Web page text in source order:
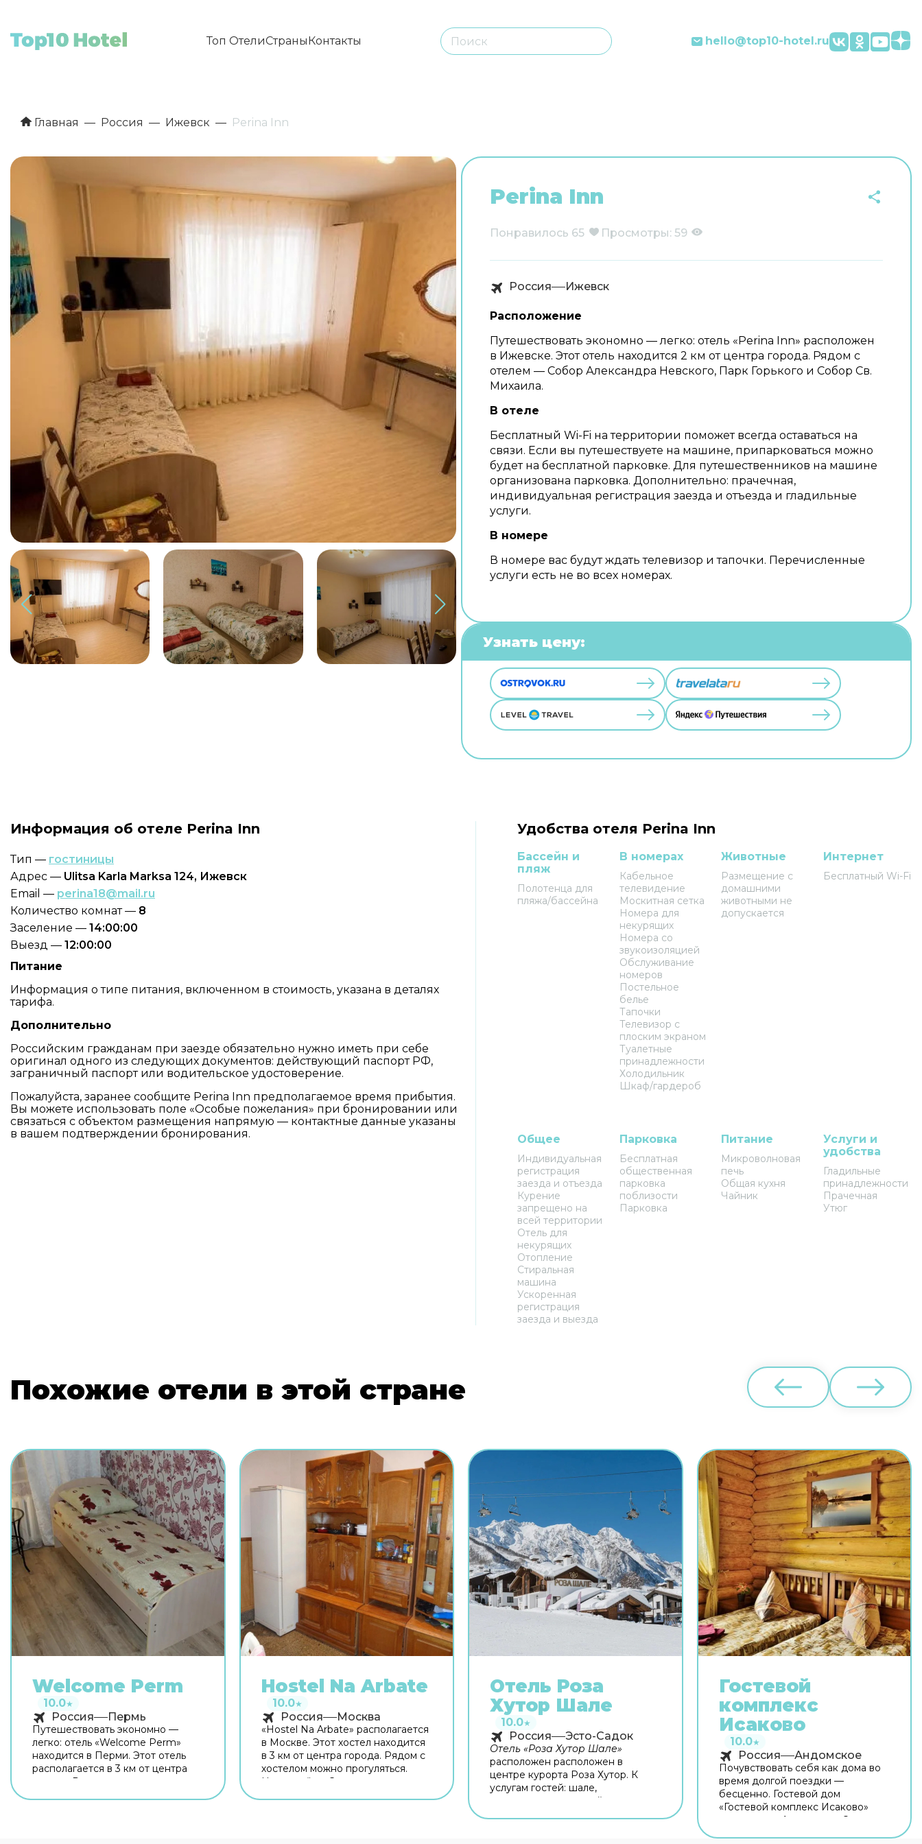
Топ ОтелиСтраныКонтакты hello@top10-hotel.ru
Главная Россия Ижевск Perina Inn
Perina Inn
Понравилось 65 Просмотры: 59
Россия Ижевск
Расположение
Путешествовать экономно — легко: отель «Perina Inn» расположен
в Ижевске. Этот отель находится 2 км от центра города. Рядом с
отелем — Собор Александра Невского, Парк Горького и Собор Св.
Михаила.
В отеле
Бесплатный Wi-Fi на территории поможет всегда оставаться на
связи. Если вы путешествуете на машине, припарковаться можно
будет на бесплатной парковке. Для путешественников на машине
организована парковка. Дополнительно: прачечная,
индивидуальная регистрация заезда и отъезда и гладильные
услуги.
В номере
В номере вас будут ждать телевизор и тапочки. Перечисленные
услуги есть не во всех номерах.
Узнать цену:
Информация об отеле Perina Inn
Тип — гостиницы
Адрес — Ulitsa Karla Marksa 124, Ижевск
Email — perina18@mail.ru
Количество комнат — 8
Заселение — 14:00:00
Выезд — 12:00:00
Питание
Информация о типе питания, включенном в стоимость, указана в деталях
тарифа.
Дополнительно
Российским гражданам при заезде обязательно нужно иметь при себе
оригинал одного из следующих документов: действующий паспорт РФ,
заграничный паспорт или водительское удостоверение.
Пожалуйста, заранее сообщите Perina Inn предполагаемое время прибытия.
Вы можете использовать поле «Особые пожелания» при бронировании или
связаться с объектом размещения напрямую — контактные данные указаны
в вашем подтверждении бронирования.
Удобства отеля Perina Inn
Бассейн и
пляж
Полотенца для
пляжа/бассейна
В номерах
Кабельное
телевидение
Москитная сетка
Номера для
некурящих
Номера со
звукоизоляцией
Обслуживание
номеров
Постельное
белье
Тапочки
Телевизор с
плоским экраном
Туалетные
принадлежности
Холодильник
Шкаф/гардероб
Животные
Размещение с
домашними
животными не
допускается
Интернет
Бесплатный Wi-Fi
Общее
Индивидуальная
регистрация
заезда и отъезда
Курение
запрещено на
всей территории
Отель для
некурящих
Отопление
Стиральная
машина
Ускоренная
регистрация
заезда и выезда
Парковка
Бесплатная
общественная
парковка
поблизости
Парковка
Питание
Микроволновая
печь
Общая кухня
Чайник
Услуги и
удобства
Гладильные
принадлежности
Прачечная
Утюг
Похожие отели в этой стране
Welcome Perm
10.0★
Россия Пермь
Путешествовать экономно —
легко: отель «Welcome Perm»
находится в Перми. Этот отель
располагается в 3 км от центра
города. Рядом с отелем можно
Hostel Na Arbate
10.0★
Россия Москва
«Hostel Na Arbate» располагается
в Москве. Этот хостел находится
в 3 км от центра города. Рядом с
хостелом можно прогуляться.
Неподалёку: Смоленская
Отель Роза
Хутор Шале
10.0★
Россия Эсто-Садок
Отель «Роза Хутор Шале»
расположен расположен в
центре курорта Роза Хутор. К
услугам гостей: шале,
выполненные в альпийском стиле,
Гостевой
комплекс
Исаково
10.0★
Россия Андомское
Почувствовать себя как дома во
время долгой поездки —
бесценно. Гостевой дом
«Гостевой комплекс Исаково»
находится в Андомском. Этот